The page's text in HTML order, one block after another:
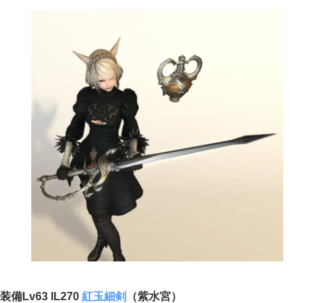
装備Lv63 IL270 紅玉細剣 （紫水宮）